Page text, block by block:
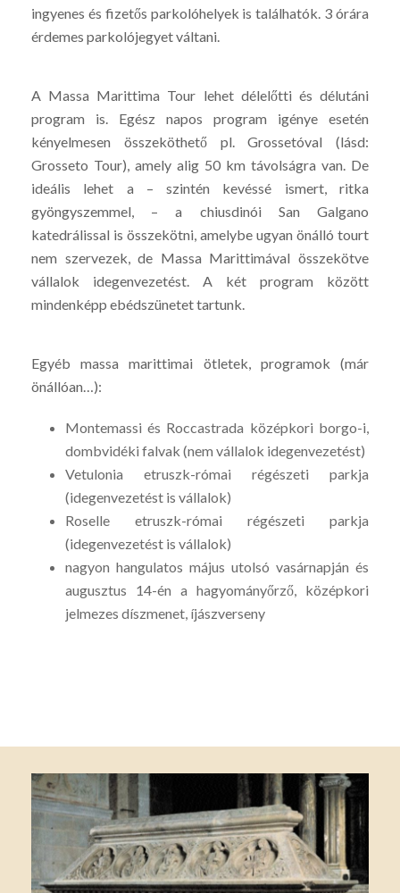
ingyenes és fizetős parkolóhelyek is találhatók. 3 órára
érdemes parkolójegyet váltani.
A Massa Marittima Tour lehet délelőtti és délutáni
program is. Egész napos program igénye esetén
kényelmesen összeköthető pl. Grossetóval (lásd:
Grosseto Tour), amely alig 50 km távolságra van. De
ideális lehet a – szintén kevéssé ismert, ritka
gyöngyszemmel, – a chiusdinói San Galgano
katedrálissal is összekötni, amelybe ugyan önálló tourt
nem szervezek, de Massa Marittimával összekötve
vállalok idegenvezetést. A két program között
mindenképp ebédszünetet tartunk.
Egyéb massa marittimai ötletek, programok (már
önállóan…):
Montemassi és Roccastrada középkori borgo-i,
dombvidéki falvak (nem vállalok idegenvezetést)
Vetulonia etruszk-római régészeti parkja
(idegenvezetést is vállalok)
Roselle etruszk-római régészeti parkja
(idegenvezetést is vállalok)
nagyon hangulatos május utolsó vasárnapján és
augusztus 14-én a hagyományőrző, középkori
jelmezes díszmenet, íjászverseny